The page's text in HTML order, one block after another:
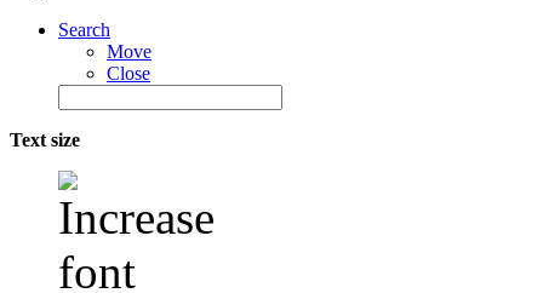
Search
Move
Close
Text size